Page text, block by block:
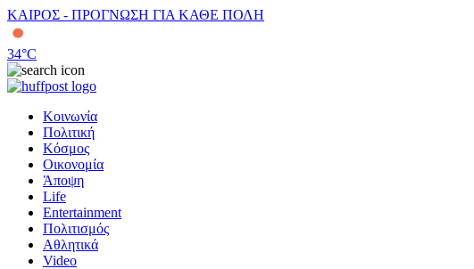
ΚΑΙΡΟΣ - ΠΡΟΓΝΩΣΗ ΓΙΑ ΚΑΘΕ ΠΟΛΗ
34°C
Κοινωνία
Πολιτική
Κόσμος
Οικονομία
Άποψη
Life
Entertainment
Πολιτισμός
Αθλητικά
Video